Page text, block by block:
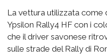
La vettura utilizzata come
Ypsilon Rally4 HF con i
che il driver savonese
sulle strade del Rally di